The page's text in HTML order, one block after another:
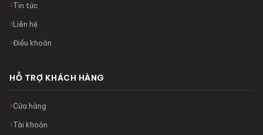
Tin tức
Liên hệ
Điều khoản
HỖ TRỢ KHÁCH HÀNG
Cửa hàng
Tài khoản